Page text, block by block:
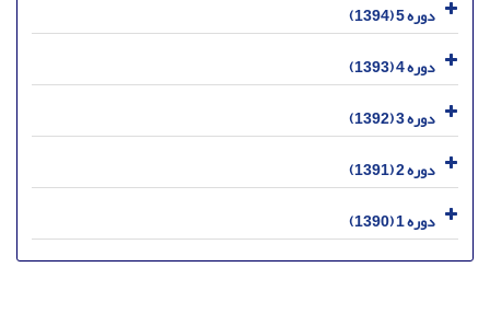
دوره 5 (1394)
دوره 4 (1393)
دوره 3 (1392)
دوره 2 (1391)
دوره 1 (1390)